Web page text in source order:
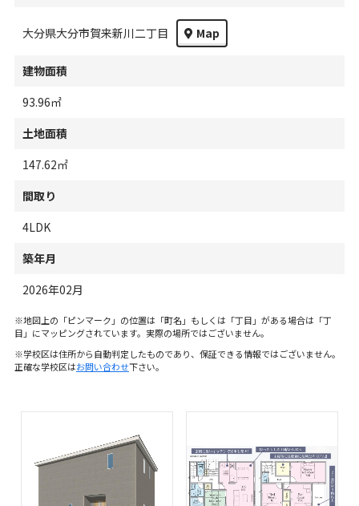
大分県大分市賀来新川二丁目 Map
建物面積
93.96㎡
土地面積
147.62㎡
間取り
4LDK
築年月
2026年02月
※地図上の「ピンマーク」の位置は「町名」もしくは「丁目」がある場合は「丁
目」にマッピングされています。実際の場所ではございません。
※学校区は住所から自動判定したものであり、保証できる情報ではございません。
正確な学校区はお問い合わせ下さい。